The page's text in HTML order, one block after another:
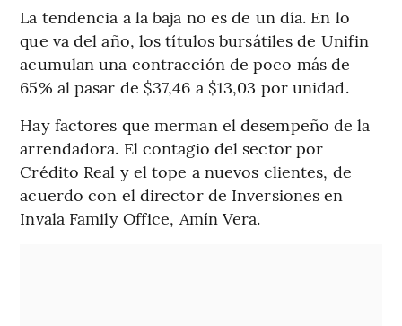
La tendencia a la baja no es de un día. En lo
que va del año, los títulos bursátiles de Unifin
acumulan una contracción de poco más de
65% al pasar de $37,46 a $13,03 por unidad.
Hay factores que merman el desempeño de la
arrendadora. El contagio del sector por
Crédito Real y el tope a nuevos clientes, de
acuerdo con el director de Inversiones en
Invala Family Office, Amín Vera.